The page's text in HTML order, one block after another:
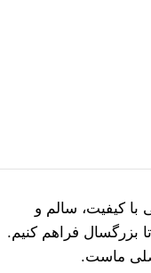
با کیفیت، سالم و
بزرگسال فراهم کنیم.
ماست.